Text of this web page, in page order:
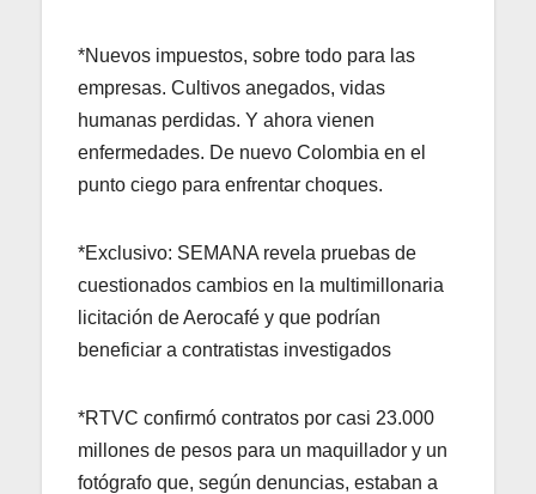
*Nuevos impuestos, sobre todo para las
empresas. Cultivos anegados, vidas
humanas perdidas. Y ahora vienen
enfermedades. De nuevo Colombia en el
punto ciego para enfrentar choques.
*Exclusivo: SEMANA revela pruebas de
cuestionados cambios en la multimillonaria
licitación de Aerocafé y que podrían
beneficiar a contratistas investigados
*RTVC confirmó contratos por casi 23.000
millones de pesos para un maquillador y un
fotógrafo que, según denuncias, estaban a